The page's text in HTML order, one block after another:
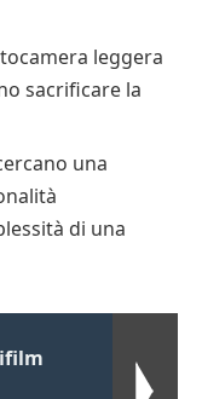
leggera
sacrificare la
una
di una